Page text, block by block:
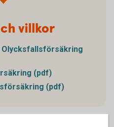
villkor
(pdf)
(pdf)